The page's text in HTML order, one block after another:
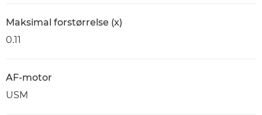
Maksimal forstørrelse (x)
0.11
AF-motor
USM